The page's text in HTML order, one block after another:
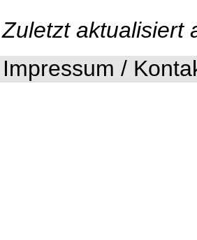
Zuletzt aktualisiert
Impressum /